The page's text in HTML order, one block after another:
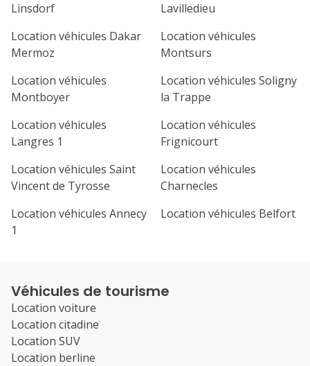
Linsdorf
Lavilledieu
Location véhicules Dakar
Mermoz
Location véhicules
Montsurs
Location véhicules
Montboyer
Location véhicules Soligny
la Trappe
Location véhicules
Langres 1
Location véhicules
Frignicourt
Location véhicules Saint
Vincent de Tyrosse
Location véhicules
Charnecles
Location véhicules Annecy
1
Location véhicules Belfort
Véhicules de tourisme
Location voiture
Location citadine
Location SUV
Location berline